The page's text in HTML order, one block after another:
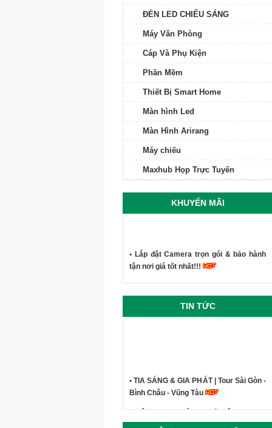
ĐÈN LED CHIẾU SÁNG
Máy Văn Phòng
Cáp Và Phụ Kiện
Phần Mềm
Thiết Bị Smart Home
Màn hình Led
Màn Hình Arirang
Máy chiếu
Maxhub Họp Trực Tuyến
KHUYẾN MÃI
• Lắp đặt Camera trọn gói & bảo hành
tận nơi giá tốt nhất!!!
TIN TỨC
• TIA SÁNG & GIA PHÁT | Tour Sài Gòn -
Bình Châu - Vũng Tàu
• Công ty Tia Sáng - Kỷ niệm du lịch